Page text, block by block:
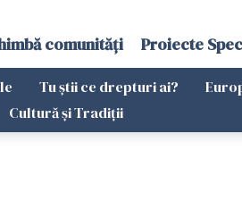
comunități Proiecte
Tu știi ce drepturi ai?
Cultură și Tradiții